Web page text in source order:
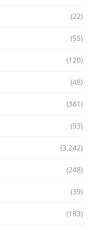
(22)
(55)
(120)
(48)
(381)
(93)
(3.242)
(248)
(39)
(183)